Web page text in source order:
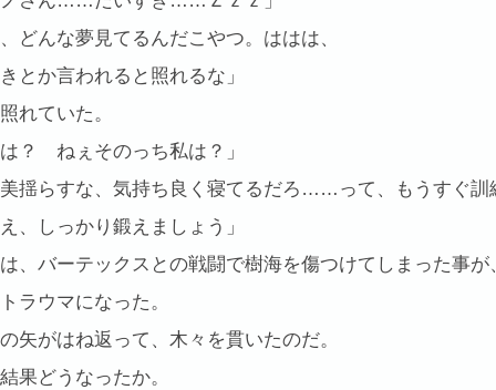
どんな夢見てるんだこやつ。ははは、
とか言われると照れるな」
れていた。
？ ねぇそのっち私は？」
揺らすな、気持ち良く寝てるだろ……って、もうすぐ訓
、しっかり鍛えましょう」
、バーテックスとの戦闘で樹海を傷つけてしまった事が
ラウマになった。
矢がはね返って、木々を貫いたのだ。
果どうなったか。